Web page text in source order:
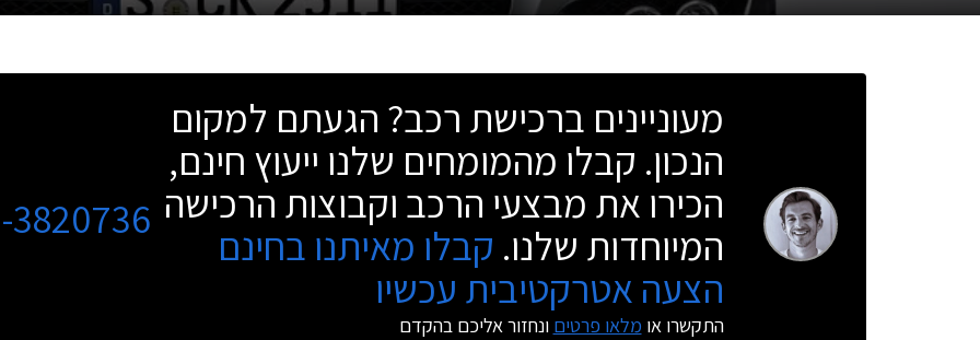
מעוניינים ברכישת רכב? הגעתם למקום
הנכון. קבלו מהמומחים שלנו ייעוץ חינם,
הכירו את מבצעי הרכב וקבוצות הרכישה
המיוחדות שלנו. קבלו מאיתנו בחינם
הצעה אטרקטיבית עכשיו
התקשרו או מלאו פרטים ונחזור אליכם בהקדם
3820736